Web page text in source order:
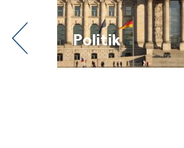
Politik